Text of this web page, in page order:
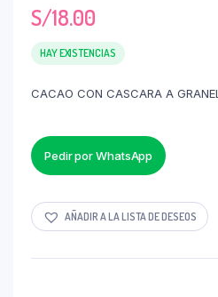
S/18.00
HAY EXISTENCIAS
CACAO CON CASCARA A GRANEL
Pedir por WhatsApp
AÑADIR A LA LISTA DE DESEOS